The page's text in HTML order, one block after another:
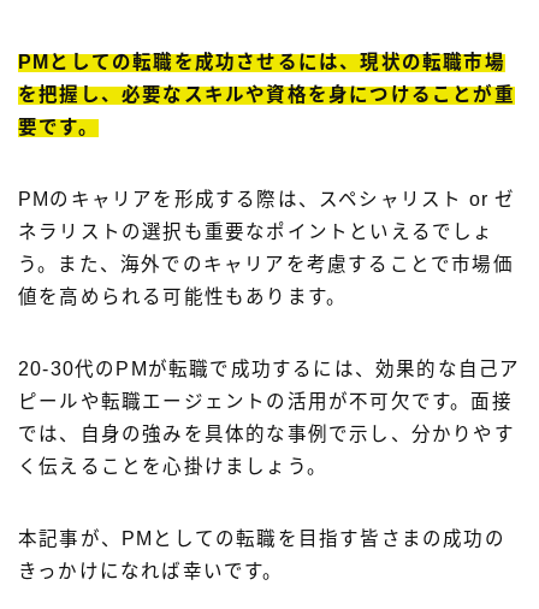
PMとしての転職を成功させるには、現状の転職市場
を把握し、必要なスキルや資格を身につけることが重
要です。
PMのキャリアを形成する際は、スペシャリスト or ゼ
ネラリストの選択も重要なポイントといえるでしょ
う。また、海外でのキャリアを考慮することで市場価
値を高められる可能性もあります。
20-30代のPMが転職で成功するには、効果的な自己ア
ピールや転職エージェントの活用が不可欠です。面接
では、自身の強みを具体的な事例で示し、分かりやす
く伝えることを心掛けましょう。
本記事が、PMとしての転職を目指す皆さまの成功の
きっかけになれば幸いです。